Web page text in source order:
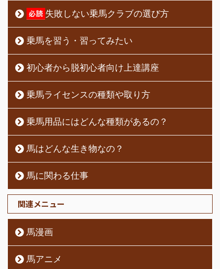
失敗しない乗馬クラブの選び方
乗馬を習う・習ってみたい
初心者から脱初心者向け上達講座
乗馬ライセンスの種類や取り方
乗馬用品にはどんな種類があるの？
馬はどんな生き物なの？
馬に関わる仕事
関連メニュー
馬漫画
馬アニメ